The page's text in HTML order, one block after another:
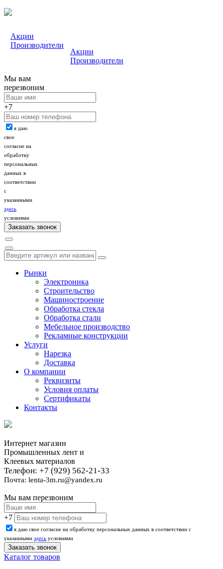
Акции
Производители
Акции
Производители
Мы вам
перезвоним
+7
я даю
свое
согласие на
обработку
персональных
данных в
соответствии
с
указанными
здесь
условиями
Рынки
Электроника
Строительство
Машиностроение
Обработка стекла
Обработка стали
Мебельное производство
Рекламные конструкции
Услуги
Нарезка
Доставка
О компании
Реквизиты
Условия оплаты
Сертификаты
Контакты
Интернет магазин
Промышленных лент и
Клеевых материалов
Телефон: +7 (929) 562-21-33
Почта: lenta-3m.ru@yandex.ru
Мы вам перезвоним
+7
я даю свое согласие на обработку персональных данных в соответствии с
указанными здесь условиями
Каталог товаров